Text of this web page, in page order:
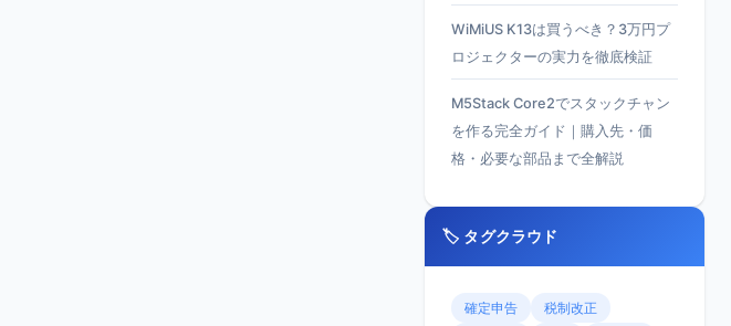
WiMiUS K13は買うべき？3万円プ
ロジェクターの実力を徹底検証
M5Stack Core2でスタックチャン
を作る完全ガイド｜購入先・価
格・必要な部品まで全解説
🏷️ タグクラウド
確定申告
税制改正